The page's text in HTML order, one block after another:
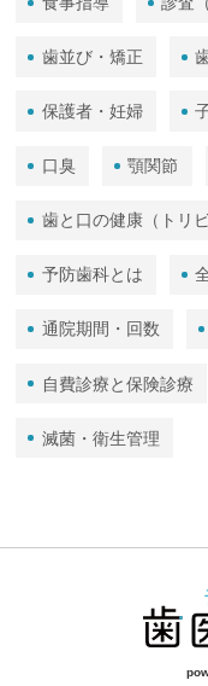
歯並び・矯正
保護者・妊婦
口臭 顎関節
歯と口の健康（トリビ
予防歯科とは
通院期間・回数
自費診療と保険診療
滅菌・衛生管理